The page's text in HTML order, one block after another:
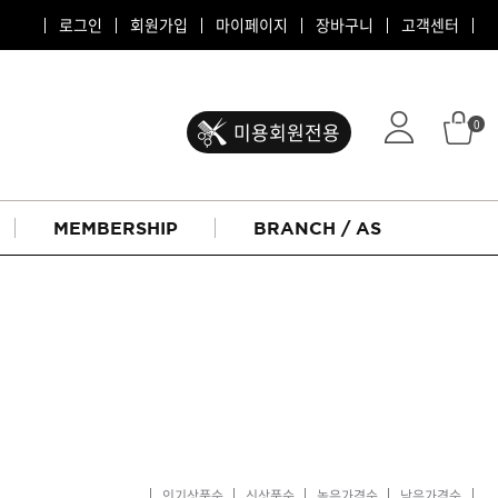
고객센터
장바구니
마이페이지
회원가입
로그인
미용회원전용 0
MEMBERSHIP BRANCH / AS